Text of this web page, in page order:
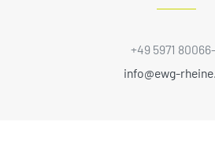
+49 5971
info@ewg-